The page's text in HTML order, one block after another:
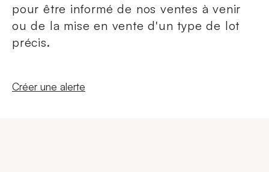
pour être informé de nos ventes à venir
ou de la mise en vente d'un type de lot
précis.
Nouvelle fenêtre
Créer une alerte